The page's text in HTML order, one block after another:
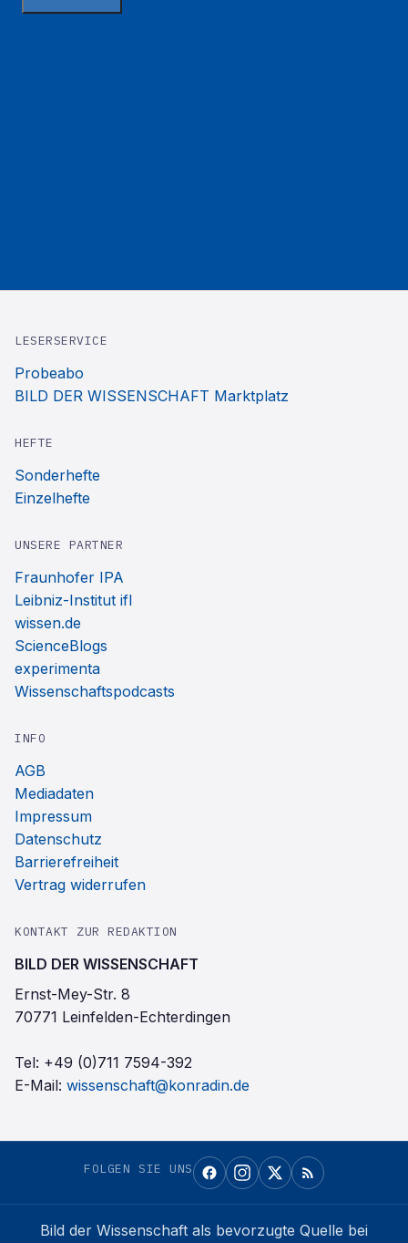
LESERSERVICE
Probeabo
BILD DER WISSENSCHAFT Marktplatz
HEFTE
Sonderhefte
Einzelhefte
UNSERE PARTNER
Fraunhofer IPA
Leibniz-Institut ifl
wissen.de
ScienceBlogs
experimenta
Wissenschaftspodcasts
INFO
AGB
Mediadaten
Impressum
Datenschutz
Barrierefreiheit
Vertrag widerrufen
KONTAKT ZUR REDAKTION
BILD DER WISSENSCHAFT
Ernst-Mey-Str. 8
70771 Leinfelden-Echterdingen
Tel: +49 (0)711 7594-392
E-Mail: wissenschaft@konradin.de
FOLGEN SIE UNS
Bild der Wissenschaft als bevorzugte Quelle bei